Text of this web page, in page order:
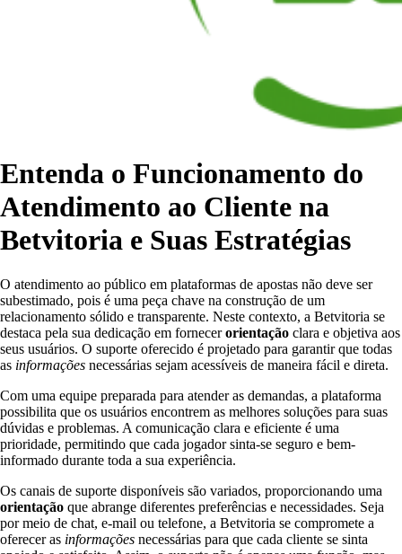
Entenda o Funcionamento do
Atendimento ao Cliente na
Betvitoria e Suas Estratégias
O atendimento ao público em plataformas de apostas não deve ser
subestimado, pois é uma peça chave na construção de um
relacionamento sólido e transparente. Neste contexto, a Betvitoria se
destaca pela sua dedicação em fornecerorientação clara e objetiva aos
seus usuários. O suporte oferecido é projetado para garantir que todas
as informações necessárias sejam acessíveis de maneira fácil e direta.
Com uma equipe preparada para atender as demandas, a plataforma
possibilita que os usuários encontrem as melhores soluções para suas
dúvidas e problemas. A comunicação clara e eficiente é uma
prioridade, permitindo que cada jogador sinta-se seguro e bem-
informado durante toda a sua experiência.
Os canais de suporte disponíveis são variados, proporcionando uma
orientação que abrange diferentes preferências e necessidades. Seja
por meio de chat, e-mail ou telefone, a Betvitoria se compromete a
oferecer as informações necessárias para que cada cliente se sinta